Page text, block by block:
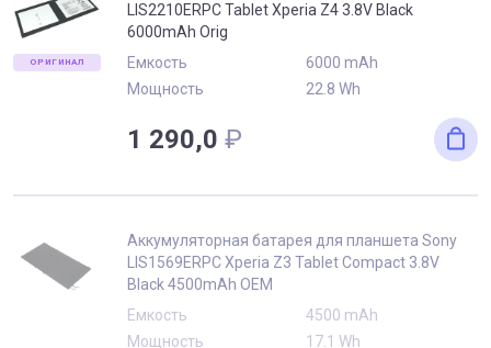
ОРИГИНАЛ
LIS2210ERPC Tablet Xperia Z4 3.8V Black
6000mAh Orig
Емкость
6000 mAh
Мощность
22.8 Wh
1 290,0 ₽
Аккумуляторная батарея для планшета Sony
LIS1569ERPC Xperia Z3 Tablet Compact 3.8V
Black 4500mAh OEM
Емкость
4500 mAh
Мощность
17.1 Wh